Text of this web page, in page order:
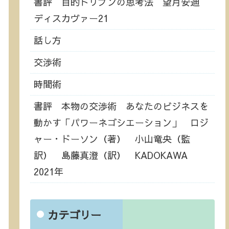
ディスカヴァー21
話し方
交渉術
時間術
書評 本物の交渉術 あなたのビジネスを
動かす「パワーネゴシエーション」 ロジ
ャー・ドーソン（著） 小山竜央（監
訳） 島藤真澄（訳） KADOKAWA
2021年
カテゴリー